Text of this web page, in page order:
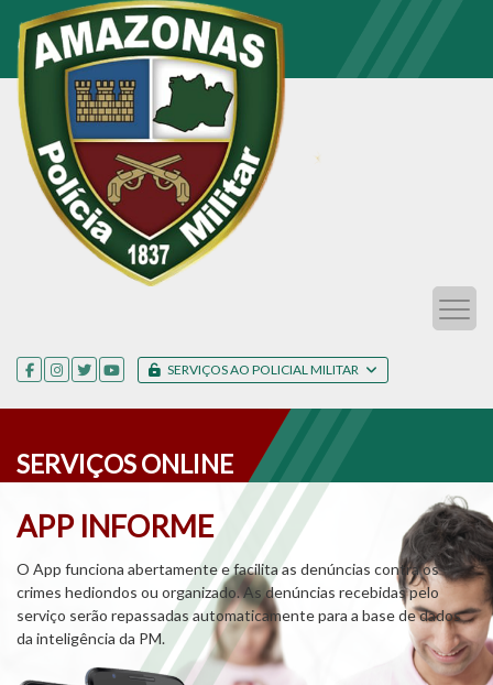
SERVIÇOS AO POLICIAL MILITAR
SERVIÇOS ONLINE
APP INFORME
O App funciona abertamente e facilita as denúncias contra os
crimes hediondos ou organizado. As denúncias recebidas pelo
serviço serão repassadas automaticamente para a base de dados
da inteligência da PM.